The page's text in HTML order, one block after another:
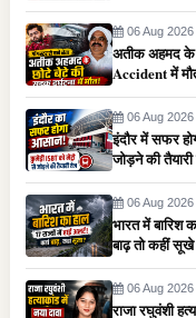
06 Aug 2026
अतीक अहमद के
Accident में
06 Aug 2026
इंदौर में सफर
जोड़ने की
06 Aug 2026
भारत में बारिश
बाढ़ तो कहीं सूखे
06 Aug 2026
राजा रघुवंशी